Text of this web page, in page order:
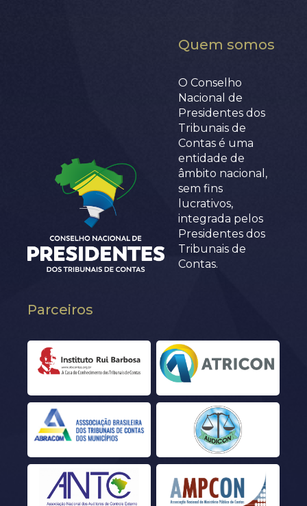
Quem somos
O Conselho
Nacional de
Presidentes dos
Tribunais de
Contas é uma
entidade de
âmbito nacional,
sem fins
lucrativos,
integrada pelos
Presidentes dos
Tribunais de
Contas.
Parceiros